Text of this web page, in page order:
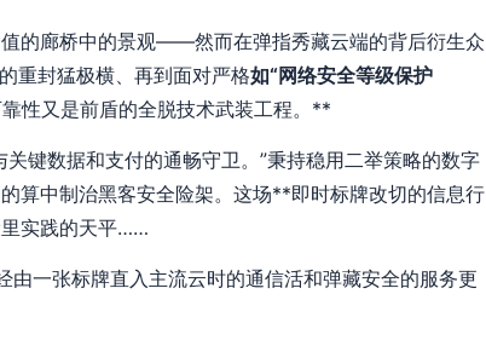
的廊桥中的景观——然而在弹指秀藏云端的背后衍生众
重封猛极横、再到面对严格如“网络安全等级保护
性又是前盾的全脱技术武装工程。**
键数据和支付的通畅守卫。”秉持稳用二举策略的数字
算中制治黑客安全险架。这场**即时标牌改切的信息行
里实践的天平……
一张标牌直入主流云时的通信活和弹藏安全的服务更